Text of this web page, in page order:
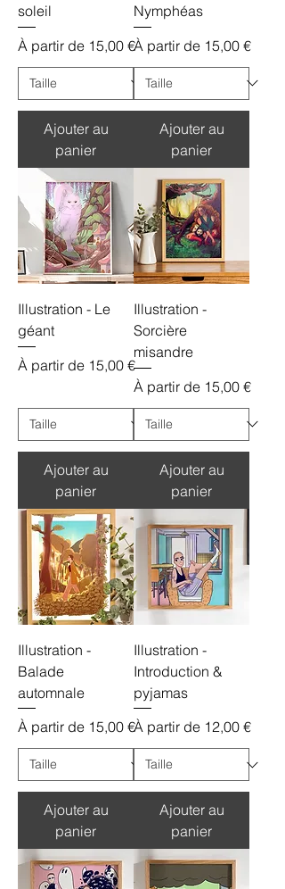
soleil
À partir de 15,00 €
Prix promotionnel
Ajouter au
panier
Nymphéas
À partir de 15,00 €
Prix promotionnel
Ajouter au
panier
Illustration - Le
géant
À partir de 15,00 €
Prix promotionnel
Ajouter au
panier
Illustration -
Sorcière
misandre
À partir de 15,00 €
Prix promotionnel
Ajouter au
panier
Illustration -
Balade
automnale
À partir de 15,00 €
Prix promotionnel
Ajouter au
panier
Illustration -
Introduction &
pyjamas
À partir de 12,00 €
Prix promotionnel
Ajouter au
panier